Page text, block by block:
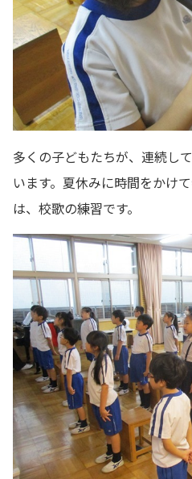
多くの子どもたちが、連続し
います。夏休みに時間をかけ
は、校歌の練習です。